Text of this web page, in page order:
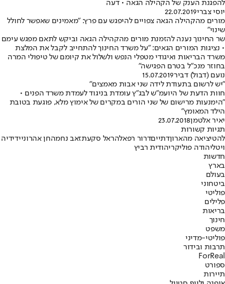
להפגנת הענק של הקהילה הגאה • דעה
יוסי צברי22.07.2019
מורים מהקהילה הגאה צפויים להיפגש עם פרץ: "מאמינים שאפשר לחולל
שינוי"
שר החינוך נענה להזמנת מורים מהקהילה הגאה וביקש לתאם מפגש עימם
• נציגות המורים הגאים: "על משרד החינוך להתחייב לקבל את המלצת
משרד הבריאות ואיגודי מטפלי הנפש ולשלול את קיומם של טיפולי המרה
בחוזר מנכ"ל בטרם הפגישה"
נועם (דבול) דביר15.07.2019
"יש לרשום בתעודת לידה שני אבות מאמצים"
חוות הדעת של היועמ"ש לבג"ץ עומדת בניגוד לעמדת משרד הפנים •
"הימנעות מרישום של שני הורים במקרים של אימוץ מלא, פוגעת בטובת
הילד המאומץ"
יאיר אלטמן23.07.2018
תגיות קשורות
להטיציאה מהארוןדתייםדרור רפאלהראל סקעתזאב נחמהחן אהרוניידידיה
ויטליהודה פוליקריהודית רביץ
חדשות
בארץ
בעולם
ביטחוני
פוליטי
פלילים
בריאות
חינוך
משפט
פוליטי-מדיני
תרבות ובידור
ForReal
ספורט
תיירות